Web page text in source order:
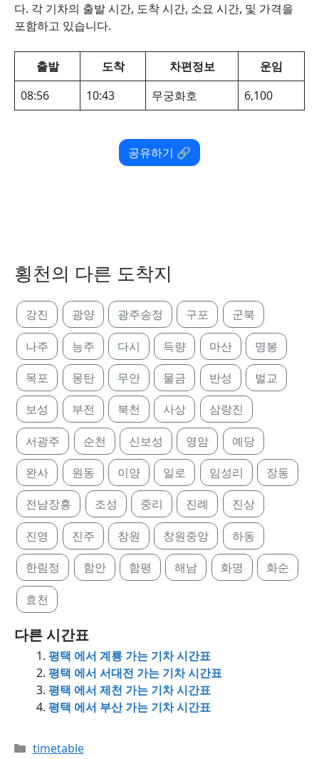
다. 각 기차의 출발 시간, 도착 시간, 소요 시간, 및 가격을
포함하고 있습니다.
출발 도착 차편정보
운임
08:56
10:43 무궁화호 6,100
공유하기 🔗
횡천의 다른 도착지
강진 광양 광주송정 구포 군북
나주 능주 다시 득량 마산 명봉
목포 몽탄 무안 물금 반성 벌교
보성 부전 북천 사상 삼랑진
서광주 순천 신보성 영암 예당
완사 원동 이양 일로 임성리 장동
전남장흥 조성 중리 진례 진상
진영 진주 창원 창원중앙 하동
한림정 함안 함평 해남 화명 화순
효천
다른 시간표
평택 에서 계룡 가는 기차 시간표
평택 에서 서대전 가는 기차 시간표
평택 에서 제천 가는 기차 시간표
평택 에서 부산 가는 기차 시간표
Categories
timetable